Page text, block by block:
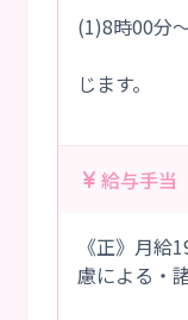
(1)8時00分
就業
じます。
※残
給与手当
《正》月給
慮による・
※試